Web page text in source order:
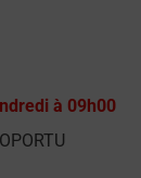
à 09h00